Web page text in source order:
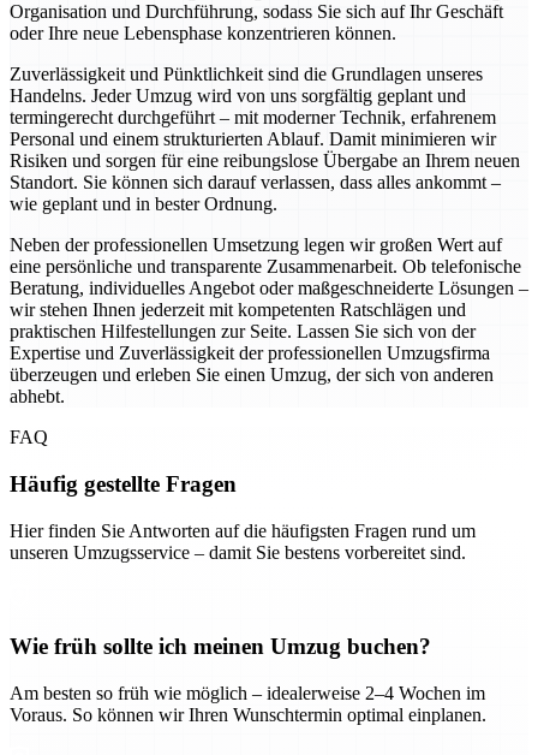
Organisation und Durchführung, sodass Sie sich auf Ihr Geschäft
oder Ihre neue Lebensphase konzentrieren können.
Zuverlässigkeit und Pünktlichkeit sind die Grundlagen unseres
Handelns. Jeder Umzug wird von uns sorgfältig geplant und
termingerecht durchgeführt – mit moderner Technik, erfahrenem
Personal und einem strukturierten Ablauf. Damit minimieren wir
Risiken und sorgen für eine reibungslose Übergabe an Ihrem neuen
Standort. Sie können sich darauf verlassen, dass alles ankommt –
wie geplant und in bester Ordnung.
Neben der professionellen Umsetzung legen wir großen Wert auf
eine persönliche und transparente Zusammenarbeit. Ob telefonische
Beratung, individuelles Angebot oder maßgeschneiderte Lösungen –
wir stehen Ihnen jederzeit mit kompetenten Ratschlägen und
praktischen Hilfestellungen zur Seite. Lassen Sie sich von der
Expertise und Zuverlässigkeit der professionellen Umzugsfirma
überzeugen und erleben Sie einen Umzug, der sich von anderen
abhebt.
FAQ
Häufig gestellte Fragen
Hier finden Sie Antworten auf die häufigsten Fragen rund um
unseren Umzugsservice – damit Sie bestens vorbereitet sind.
Wie früh sollte ich meinen Umzug buchen?
Am besten so früh wie möglich – idealerweise 2–4 Wochen im
Voraus. So können wir Ihren Wunschtermin optimal einplanen.